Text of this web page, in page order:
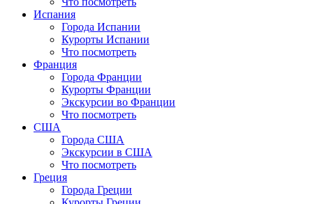
Испания
Города Испании
Курорты Испании
Что посмотреть
Франция
Города Франции
Курорты Франции
Экскурсии во Франции
Что посмотреть
США
Города США
Экскурсии в США
Что посмотреть
Греция
Города Греции